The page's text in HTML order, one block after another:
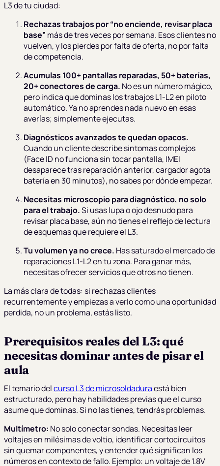
L3 de tu ciudad:
Rechazas trabajos por “no enciende, revisar placa
base” más de tres veces por semana. Esos clientes no
vuelven, y los pierdes por falta de oferta, no por falta
de competencia.
Acumulas 100+ pantallas reparadas, 50+ baterías,
20+ conectores de carga. No es un número mágico,
pero indica que dominas los trabajos L1-L2 en piloto
automático. Ya no aprendes nada nuevo en esas
averías; simplemente ejecutas.
Diagnósticos avanzados te quedan opacos.
Cuando un cliente describe síntomas complejos
(Face ID no funciona sin tocar pantalla, IMEI
desaparece tras reparación anterior, cargador agota
batería en 30 minutos), no sabes por dónde empezar.
Necesitas microscopio para diagnóstico, no solo
para el trabajo.Si usas lupa o ojo desnudo para
revisar placa base, aún no tienes el reflejo de lectura
de esquemas que requiere el L3.
Tu volumen ya no crece. Has saturado el mercado de
reparaciones L1-L2 en tu zona. Para ganar más,
necesitas ofrecer servicios que otros no tienen.
La más clara de todas: si rechazas clientes
recurrentemente y empiezas a verlo como una oportunidad
perdida, no un problema, estás listo.
Prerequisitos reales del L3: qué
necesitas dominar antes de pisar el
aula
El temario delcurso L3 de microsoldaduraestá bien
estructurado, pero hay habilidades previas que el curso
asume que dominas. Si no las tienes, tendrás problemas.
Multímetro: No solo conectar sondas. Necesitas leer
voltajes en milésimas de voltio, identificar cortocircuitos
sin quemar componentes, y entender qué significan los
números en contexto de fallo. Ejemplo: un voltaje de 1.8V